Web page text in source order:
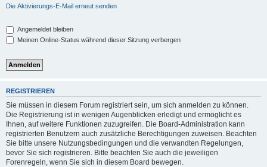
Die Aktivierungs-E-Mail erneut senden
Angemeldet bleiben
Meinen Online-Status während dieser Sitzung verbergen
REGISTRIEREN
Sie müssen in diesem Forum registriert sein, um sich anmelden zu können.
Die Registrierung ist in wenigen Augenblicken erledigt und ermöglicht es
Ihnen, auf weitere Funktionen zuzugreifen. Die Board-Administration kann
registrierten Benutzern auch zusätzliche Berechtigungen zuweisen. Beachten
Sie bitte unsere Nutzungsbedingungen und die verwandten Regelungen,
bevor Sie sich registrieren. Bitte beachten Sie auch die jeweiligen
Forenregeln, wenn Sie sich in diesem Board bewegen.